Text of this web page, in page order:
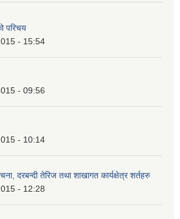
परिचय
- 15:54
- 09:56
- 10:14
दरबन्दी तेरिज तथा शाखागत कार्यक्षेत्र शर्तहरु
- 12:28